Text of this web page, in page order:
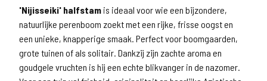
'Nijisseiki' halfstam is ideaal voor wie een bijzondere,
natuurlijke perenboom zoekt met een rijke, frisse oogst en
een unieke, knapperige smaak. Perfect voor boomgaarden,
grote tuinen of als solitair. Dankzij zijn zachte aroma en
goudgele vruchten is hij een echte blikvanger in de nazomer.